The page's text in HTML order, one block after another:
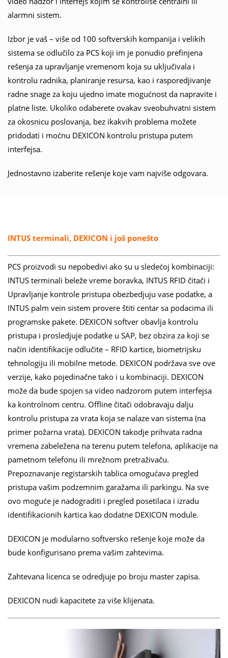
alarmni sistem.
Izbor je vaš – više od 100 softverskih kompanija i velikih
sistema se odlučilo za PCS koji im je ponudio prefinjena
rešenja za upravljanje vremenom koja su uključivala i
kontrolu radnika, planiranje resursa, kao i rasporedjivanje
radne snage za koju ujedno imate mogućnost da napravite i
platne liste. Ukoliko odaberete ovakav sveobuhvatni sistem
za okosnicu poslovanja, bez ikakvih problema možete
pridodati i moćnu DEXICON kontrolu pristupa putem
interfejsa.
Jednostavno izaberite rešenje koje vam najviše odgovara.
INTUS terminali, DEXICON i još ponešto
PCS proizvodi su nepobedivi ako su u sledećoj kombinaciji:
INTUS terminali beleže vreme boravka, INTUS RFID čitači i
Upravljanje kontrole pristupa obezbedjuju vase podatke, a
INTUS palm vein sistem provere štiti centar sa podacima ili
programske pakete. DEXICON softver obavlja kontrolu
pristupa i prosledjuje podatke u SAP, bez obzira za koji se
način identifikacije odlučite – RFID kartice, biometrijsku
tehnologiju ili mobilne metode. DEXICON podržava sve ove
verzije, kako pojedinačne tako i u kombinaciji. DEXICON
može da bude spojen sa video nadzorom putem interfejsa
ka kontrolnom centru. Offline čitači odobravaju dalju
kontrolu pristupa za vrata koja se nalaze van sistema (na
primer požarna vrata). DEXICON takodje prihvata radna
vremena zabeležena na terenu putem telefona, aplikacije na
pametnom telefonu ili mrežnom pretraživaču.
Prepoznavanje registarskih tablica omogućava pregled
pristupa vašim podzemnim garažama ili parkingu. Na sve
ovo moguće je nadograditi i pregled posetilaca i izradu
identifikacionih kartica kao dodatne DEXICON module.
DEXICON je modularno softversko rešenje koje može da
bude konfigurisano prema vašim zahtevima.
Zahtevana licenca se odredjuje po broju master zapisa.
DEXICON nudi kapacitete za više klijenata.